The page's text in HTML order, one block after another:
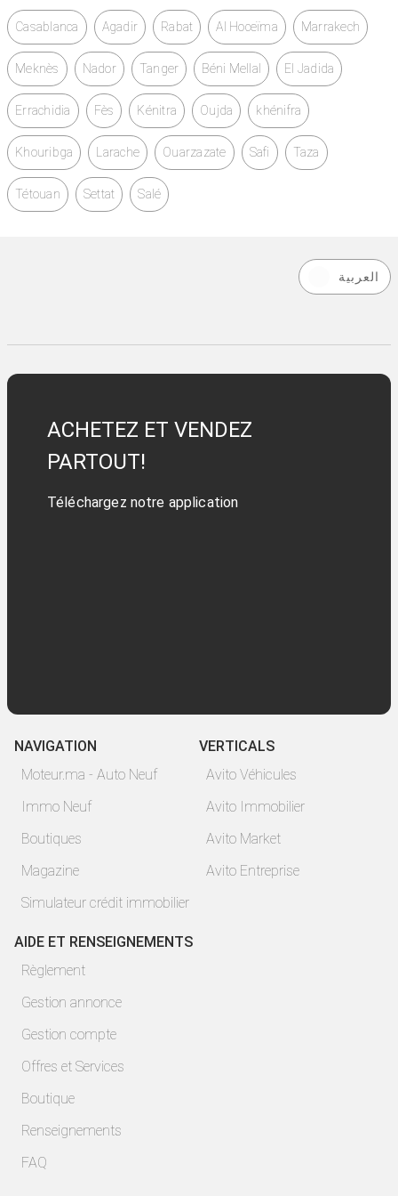
Casablanca Agadir Rabat Al Hoceïma Marrakech
Meknès Nador Tanger Béni Mellal El Jadida
Errachidia Fès Kénitra Oujda khénifra
Khouribga Larache Ouarzazate Safi Taza
Tétouan Settat Salé
العربية
ACHETEZ ET VENDEZ
PARTOUT!
Téléchargez notre application
NAVIGATION
Moteur.ma - Auto Neuf
Immo Neuf
Boutiques
Magazine
Simulateur crédit immobilier
VERTICALS
Avito Véhicules
Avito Immobilier
Avito Market
Avito Entreprise
AIDE ET RENSEIGNEMENTS
Règlement
Gestion annonce
Gestion compte
Offres et Services
Boutique
Renseignements
FAQ